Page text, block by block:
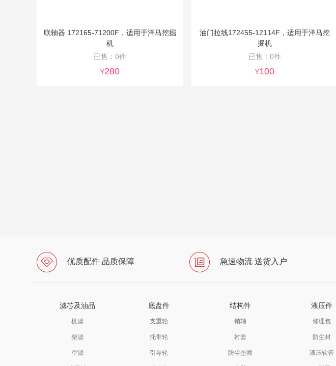
联轴器 172165-71200F，适用于洋马挖掘
机
已售：0件
¥280
油门拉线172455-12114F，适用于洋马挖
掘机
已售：0件
¥100
优质配件 品质保障 急速物流 送货入户
滤芯及油品
机滤
柴滤
空滤
底盘件
支重轮
托带轮
引导轮
结构件
销轴
衬套
防尘垫圈
液压件
修理包
防尘封
液压软管